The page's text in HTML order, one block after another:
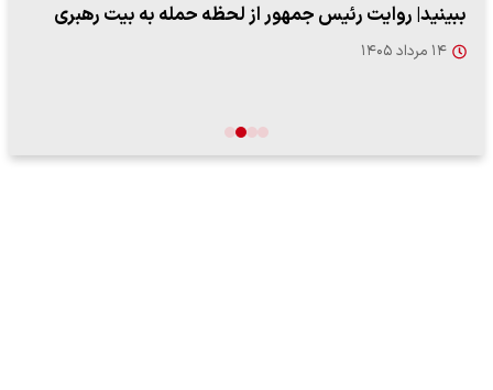
ببینید| روایت رئیس جمهور از لحظه حمله به بیت رهبری
۱۴ مرداد ۱۴۰۵